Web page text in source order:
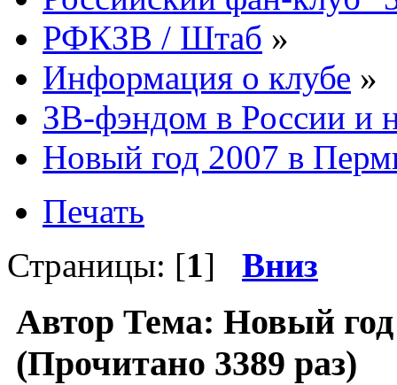
РФКЗВ / Штаб »
Информация о клубе »
ЗВ-фэндом в России и
Новый год 2007 в
Печать
Страницы: [1] Вниз
Автор Тема: Новый
(Прочитано 3389 раз)